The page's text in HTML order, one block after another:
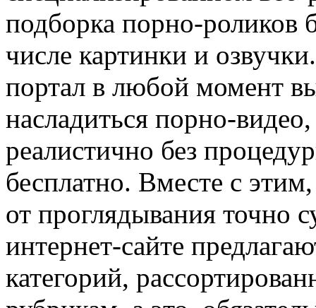
подборка порно-роликов
числе картинки и
портал в любой момент
насладиться порно-
реалистично без
бесплатно. Вместе с
от проглядывания точно
интернет-сайте
категорий,